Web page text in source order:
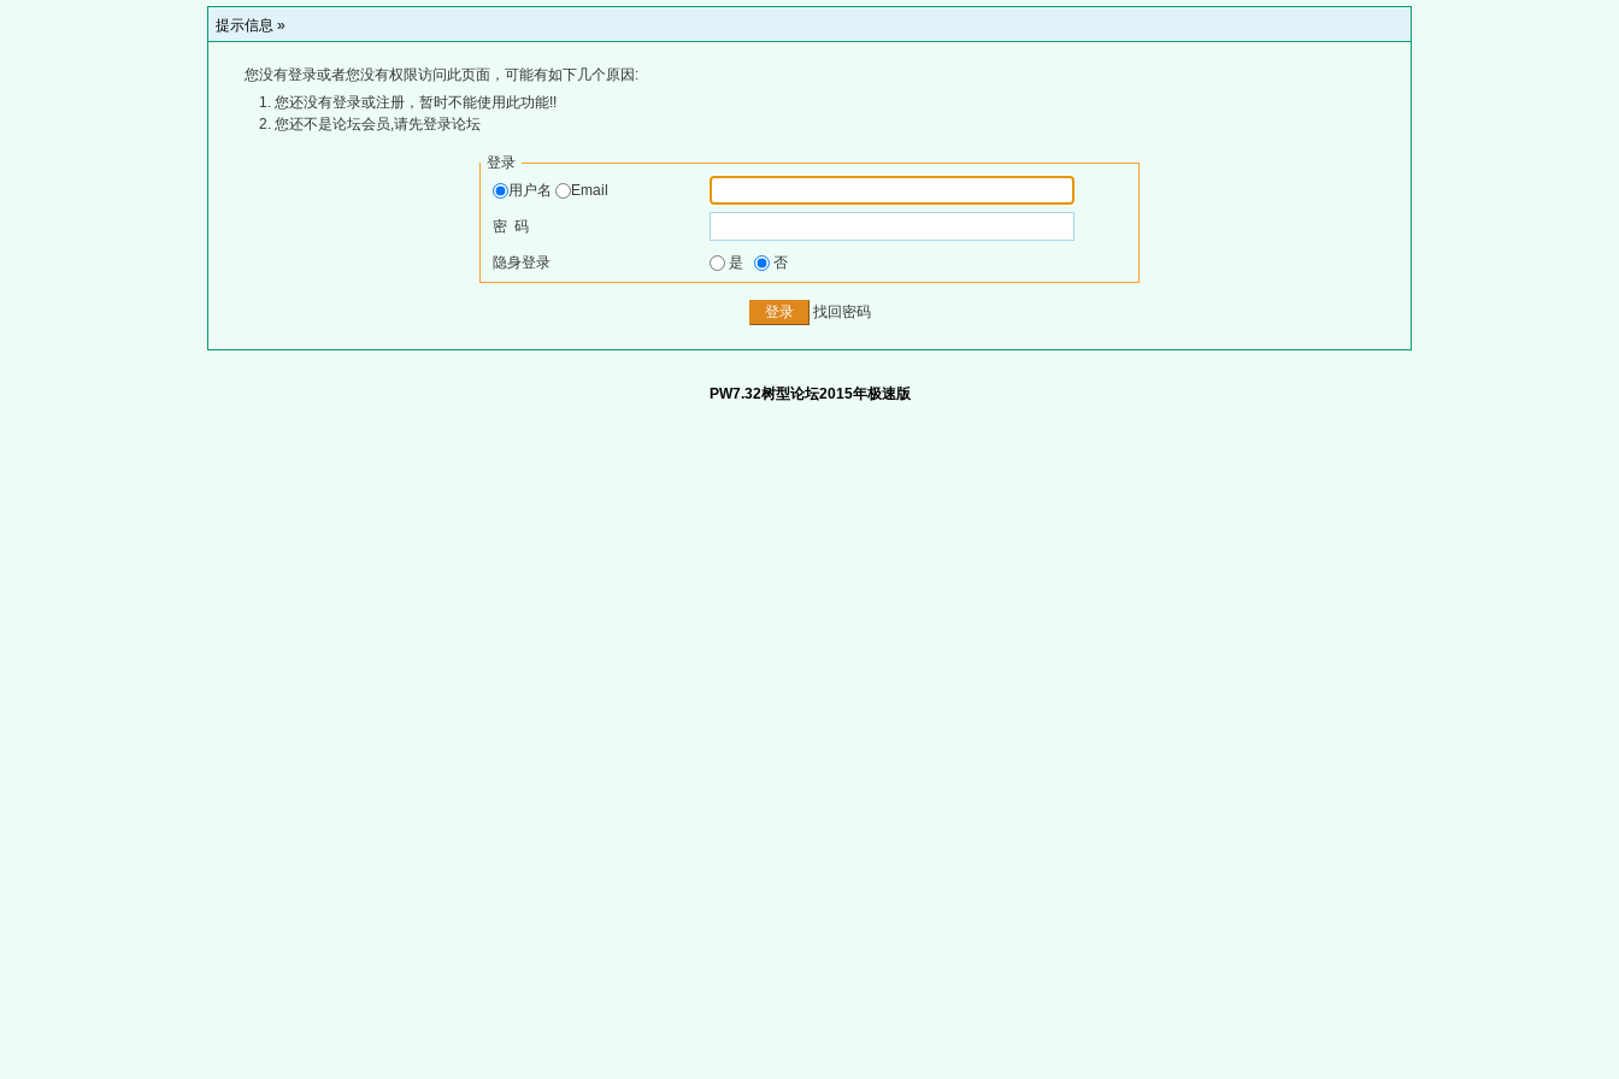
提示信息 »
您没有登录或者您没有权限访问此页面，可能有如下几个原因:
您还没有登录或注册，暂时不能使用此功能!!
您还不是论坛会员,请先登录论坛
登录
用户名
Email
密 码
隐身登录 是 否
找回密码
PW7.32树型论坛2015年极速版